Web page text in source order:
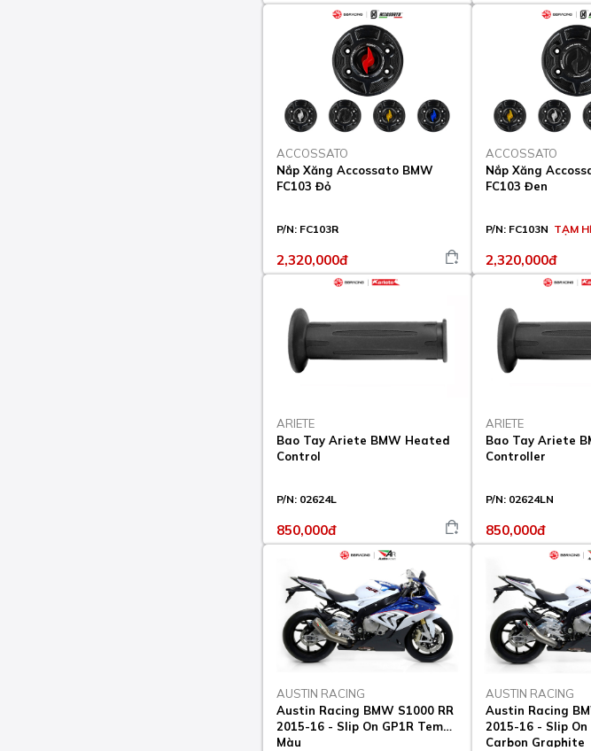
ACCOSSATO
Nắp Xăng Accossato BMW
FC103 Đỏ
P/N: FC103R
2,320,000đ
ACCOSSATO
Nắp Xăng
FC103 Đen
P/N: FC103N TẠM
2,320,000đ
ARIETE
Bao Tay Ariete BMW Heated
Control
P/N: 02624L
850,000đ
ARIETE
Bao Tay Ariete
Controller
P/N: 02624LN
850,000đ
AUSTIN RACING
Austin Racing BMW S1000 RR
2015-16 - Slip On GP1R Tem
Màu
AUSTIN RACING
Austin Racing
2015-16 - Slip On
Carbon Graphite